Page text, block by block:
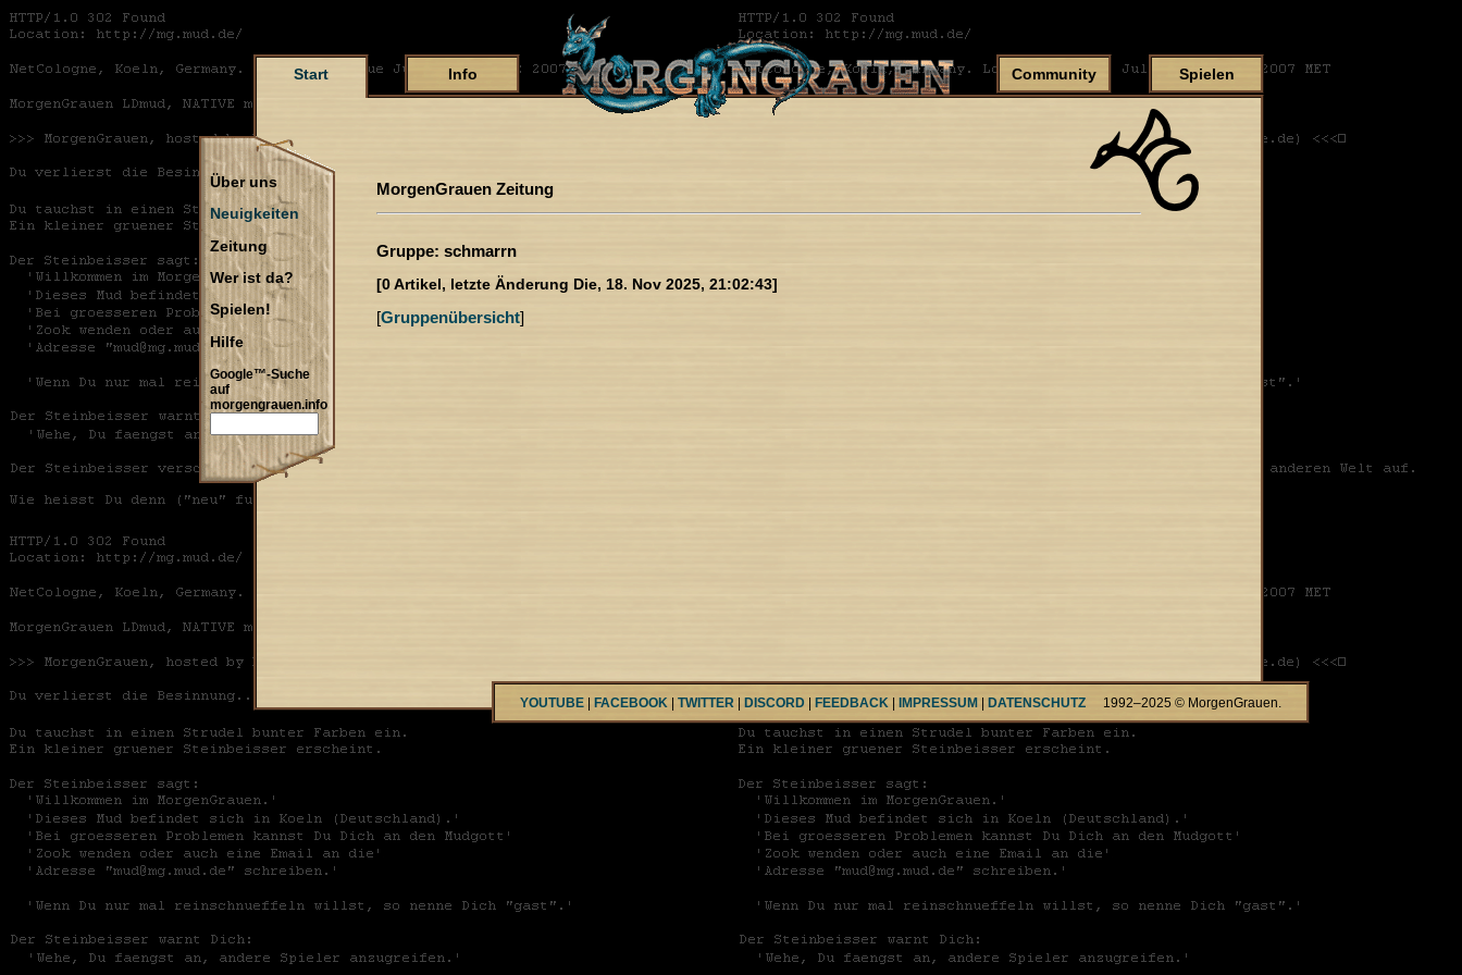
Start Info Community Spielen
Über uns
Neuigkeiten
Zeitung
Wer ist da?
Spielen!
Hilfe
Google™-Suche
auf
morgengrauen.info
MorgenGrauen Zeitung
Gruppe: schmarrn
[0 Artikel, letzte Änderung Die, 18. Nov 2025, 21:02:43]
[Gruppenübersicht]
YOUTUBE FACEBOOK TWITTER DISCORD FEEDBACK IMPRESSUM DATENSCHUTZ 1992–2025 © MorgenGrauen.